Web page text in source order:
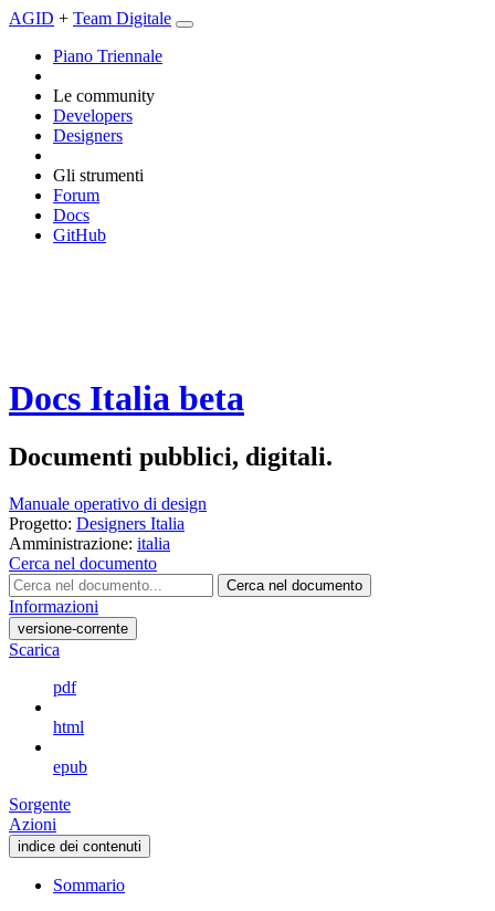
AGID + Team Digitale
Piano Triennale
Le community
Developers
Designers
Gli strumenti
Forum
Docs
GitHub
Docs Italia beta
Documenti pubblici, digitali.
Manuale operativo di design
Progetto: Designers Italia
Amministrazione: italia
Cerca nel documento
Cerca nel documento
Informazioni
versione-corrente
Scarica
pdf
html
epub
Sorgente
Azioni
indice dei contenuti
Sommario